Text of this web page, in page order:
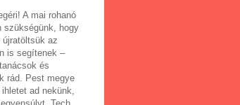
A mai rohanó
szükségünk, hogy
az
is segítenek –
és
rád. Pest megye
ad nekünk,